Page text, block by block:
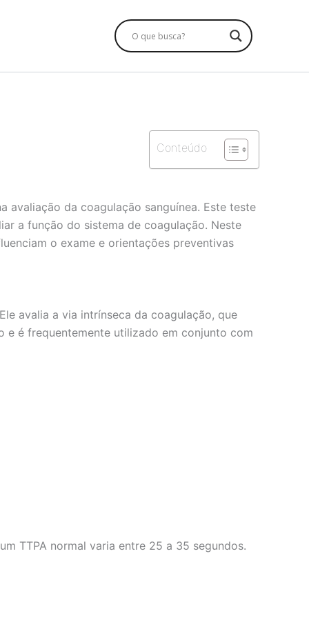
Conteúdo
avaliação da coagulação sanguínea. Este teste
a função do sistema de coagulação. Neste
o exame e orientações preventivas
avalia a via intrínseca da coagulação, que
e é frequentemente utilizado em conjunto com
TTPA normal varia entre 25 a 35 segundos.